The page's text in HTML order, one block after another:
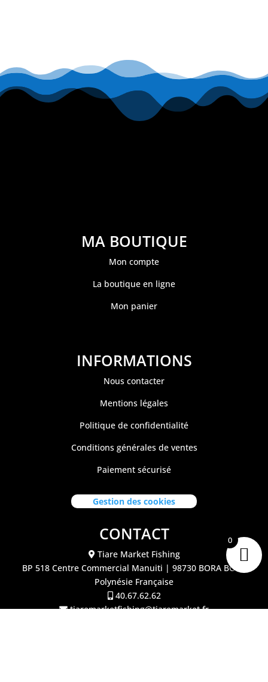
MA BOUTIQUE
Mon compte
La boutique en ligne
Mon panier
INFORMATIONS
Nous contacter
Mentions légales
Politique de confidentialité
Conditions générales de ventes
Paiement sécurisé
Gestion des cookies
CONTACT
Tiare Market Fishing
BP 518 Centre Commercial Manuiti | 98730 BORA BORA
Polynésie Française
40.67.62.62
tiaremarketfishing@tiaremarket.fr
0